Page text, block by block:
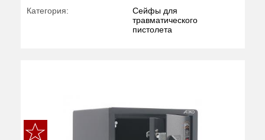
Категория:
Сейфы для
травматического
пистолета